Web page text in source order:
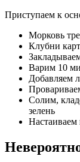
Приступаем к
Морковь
Клубни
Варим 10
Добавляем
Солим,
зелень